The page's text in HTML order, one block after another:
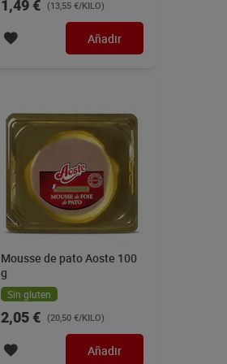
1,49 € (13,55 €/KILO)
Añadir
Mousse de pato Aoste 100
g
Sin gluten
2,05 € (20,50 €/KILO)
Añadir